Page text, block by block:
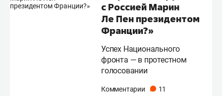
с Россией Марин
Ле Пен президентом
Франции?»
Успех Национального
фронта — в протестном
голосовании
Комментарии 11